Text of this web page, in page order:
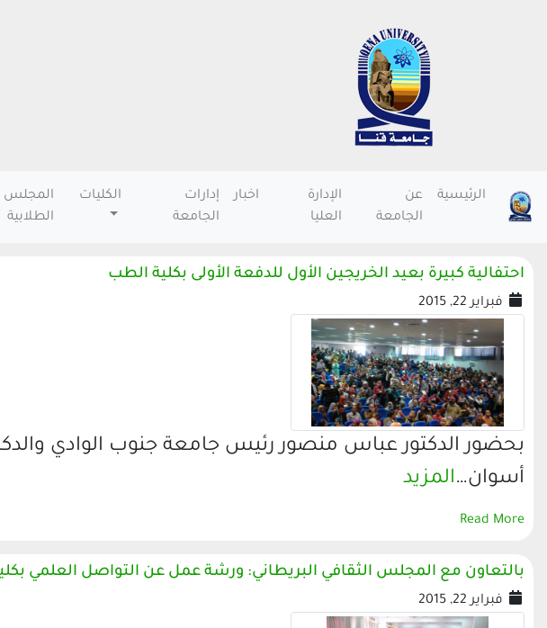
الرئيسية
عن
الجامعة
الإدارة
العليا
اخبار
إدارات
الجامعة
الكليات
المجلس
الطلابية
احتفالية كبيرة بعيد الخريجين الأول للدفعة الأولى بكلية الطب
فبراير 22, 2015
بحضور الدكتور عباس منصور رئيس جامعة جنوب الوادي
أسوان…المزيد
Read More
بالتعاون مع المجلس الثقافي البريطاني: ورشة عمل عن التواصل العلمي بكلية
فبراير 22, 2015